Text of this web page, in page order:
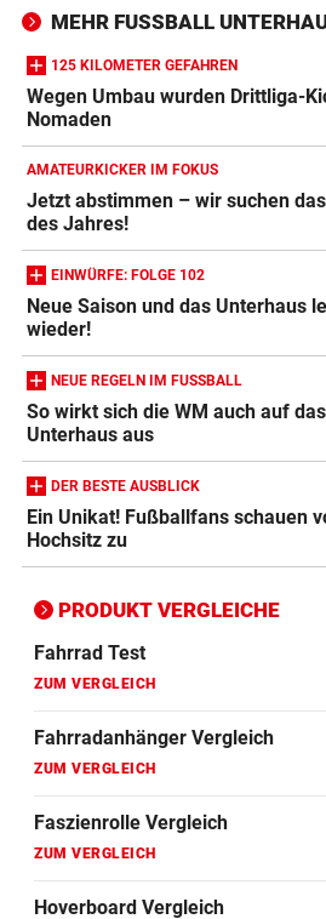
MEHR FUSSBALL
125 KILOMETER GEFAHREN
Wegen Umbau wurden Drittliga-
Nomaden
AMATEURKICKER IM FOKUS
Jetzt abstimmen – wir suchen
des Jahres!
EINWÜRFE: FOLGE 102
Neue Saison und das Unterhaus
wieder!
NEUE REGELN IM FUSSBALL
So wirkt sich die WM auch auf das
Unterhaus aus
DER BESTE AUSBLICK
Ein Unikat! Fußballfans schauen
Hochsitz zu
PRODUKT VERGLEICHE
Action-Cam Vergleich
Crosstrainer Vergleich
E-Bike Vergleich
ZUM VERGLEICH
Elektro-Scooter Vergleich
ZUM VERGLEICH
Ergometer Vergleich
ZUM VERGLEICH
Fahrrad Test
ZUM VERGLEICH
Fahrradanhänger Vergleich
ZUM VERGLEICH
Faszienrolle Vergleich
ZUM VERGLEICH
Hoverboard Vergleich